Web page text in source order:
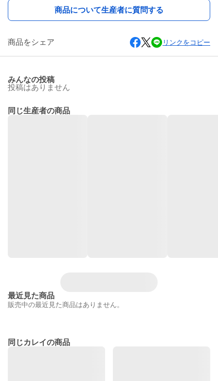
商品について生産者に質問する
商品をシェア リンクをコピー
みんなの投稿
投稿はありません
同じ生産者の商品
最近見た商品
販売中の最近見た商品はありません。
同じカレイの商品